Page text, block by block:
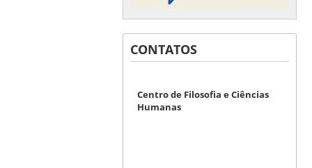
CONTATOS
Centro de Filosofia e Ciências
Humanas